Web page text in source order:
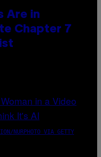
Are in
Chapter 7
NURPHOTO VIA GETTY